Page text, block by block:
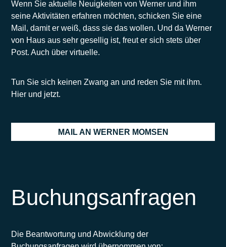
Wenn Sie aktuelle Neuigkeiten von Werner und ihm
seine Aktivitäten erfahren möchten, schicken Sie eine
Mail, damit er weiß, dass sie das wollen. Und da Werner
von Haus aus sehr gesellig ist, freut er sich stets über
Post. Auch über virtuelle.
Tun Sie sich keinen Zwang an und reden Sie mit ihm.
Hier und jetzt.
MAIL AN WERNER MOMSEN
Buchungsanfragen
Die Beantwortung und Abwicklung der